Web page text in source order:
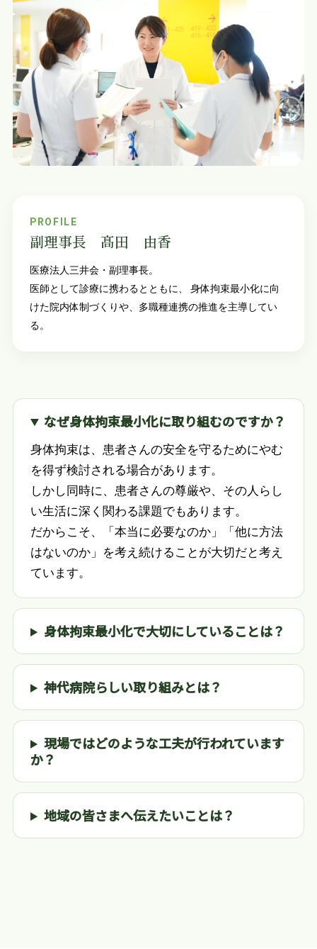
PROFILE
副理事長 髙田 由香
医療法人三井会・副理事長。
医師として診療に携わるとともに、 身体拘束最小化に向
けた院内体制づくりや、多職種連携の推進を主導してい
る。
なぜ身体拘束最小化に取り組むのですか？
身体拘束は、患者さんの安全を守るためにやむ
を得ず検討される場合があります。
しかし同時に、患者さんの尊厳や、その人らし
い生活に深く関わる課題でもあります。
だからこそ、「本当に必要なのか」「他に方法
はないのか」を考え続けることが大切だと考え
ています。
身体拘束最小化で大切にしていることは？
神代病院らしい取り組みとは？
現場ではどのような工夫が行われています
か？
地域の皆さまへ伝えたいことは？